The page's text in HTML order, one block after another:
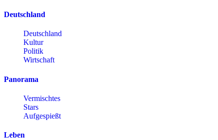
Deutschland
Deutschland
Kultur
Politik
Wirtschaft
Panorama
Vermischtes
Stars
Aufgespießt
Leben